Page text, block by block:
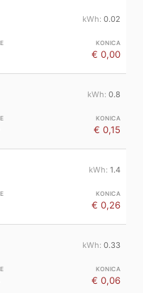
0.02
€ 0,00
0.8
€ 0,15
1.4
€ 0,26
0.33
€ 0,06